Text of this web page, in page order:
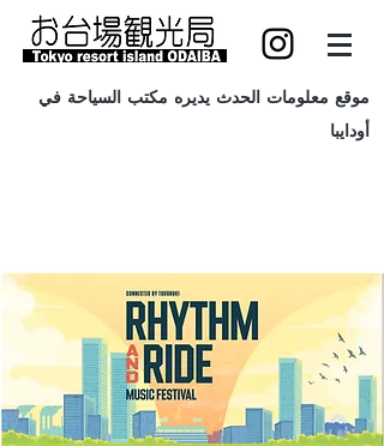
موقع معلومات الحدث يديره مكتب السياحة في
أودايبا